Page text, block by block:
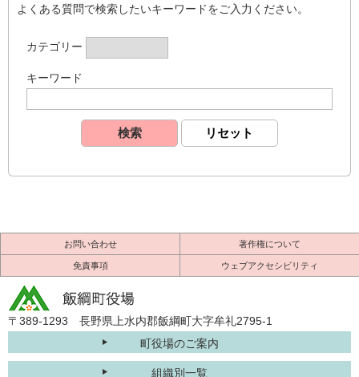
よくある質問で検索したいキーワードをご入力ください。
カテゴリー
キーワード
お問い合わせ 著作権について
免責事項 ウェブアクセシビリティ
〒389-1293 長野県上水内郡飯綱町大字牟礼2795-1
町役場のご案内
組織別一覧